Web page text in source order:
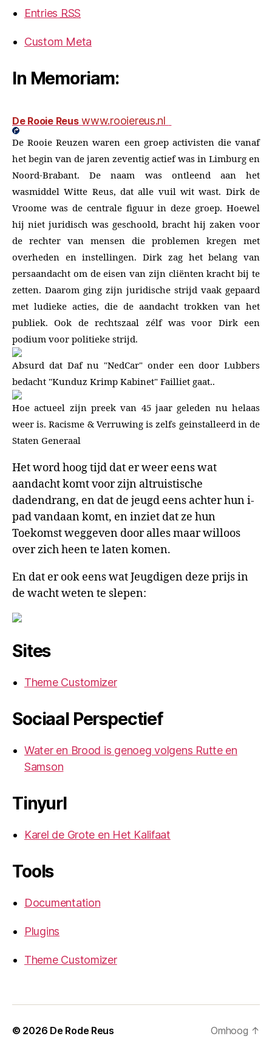
Entries RSS
Custom Meta
In Memoriam:
De Rooie Reus www.rooiereus.nl
De Rooie Reuzen waren een groep activisten die vanaf
het begin van de jaren zeventig actief was in Limburg en
Noord-Brabant. De naam was ontleend aan het
wasmiddel Witte Reus, dat alle vuil wit wast. Dirk de
Vroome was de centrale figuur in deze groep. Hoewel
hij niet juridisch was geschoold, bracht hij zaken voor
de rechter van mensen die problemen kregen met
overheden en instellingen. Dirk zag het belang van
persaandacht om de eisen van zijn cliënten kracht bij te
zetten. Daarom ging zijn juridische strijd vaak gepaard
met ludieke acties, die de aandacht trokken van het
publiek. Ook de rechtszaal zélf was voor Dirk een
podium voor politieke strijd.
Absurd dat Daf nu "NedCar" onder een door Lubbers
bedacht "Kunduz Krimp Kabinet" Failliet gaat..
Hoe actueel zijn preek van 45 jaar geleden nu helaas
weer is. Racisme & Verruwing is zelfs geinstalleerd in de
Staten Generaal
Het word hoog tijd dat er weer eens wat
aandacht komt voor zijn altruistische
dadendrang, en dat de jeugd eens achter hun i-
pad vandaan komt, en inziet dat ze hun
Toekomst weggeven door alles maar willoos
over zich heen te laten komen.
En dat er ook eens wat Jeugdigen deze prijs in
de wacht weten te slepen:
Sites
Theme Customizer
Sociaal Perspectief
Water en Brood is genoeg volgens Rutte en
Samson
Tinyurl
Karel de Grote en Het Kalifaat
Tools
Documentation
Plugins
Theme Customizer
© 2026 De Rode Reus Omhoog ↑